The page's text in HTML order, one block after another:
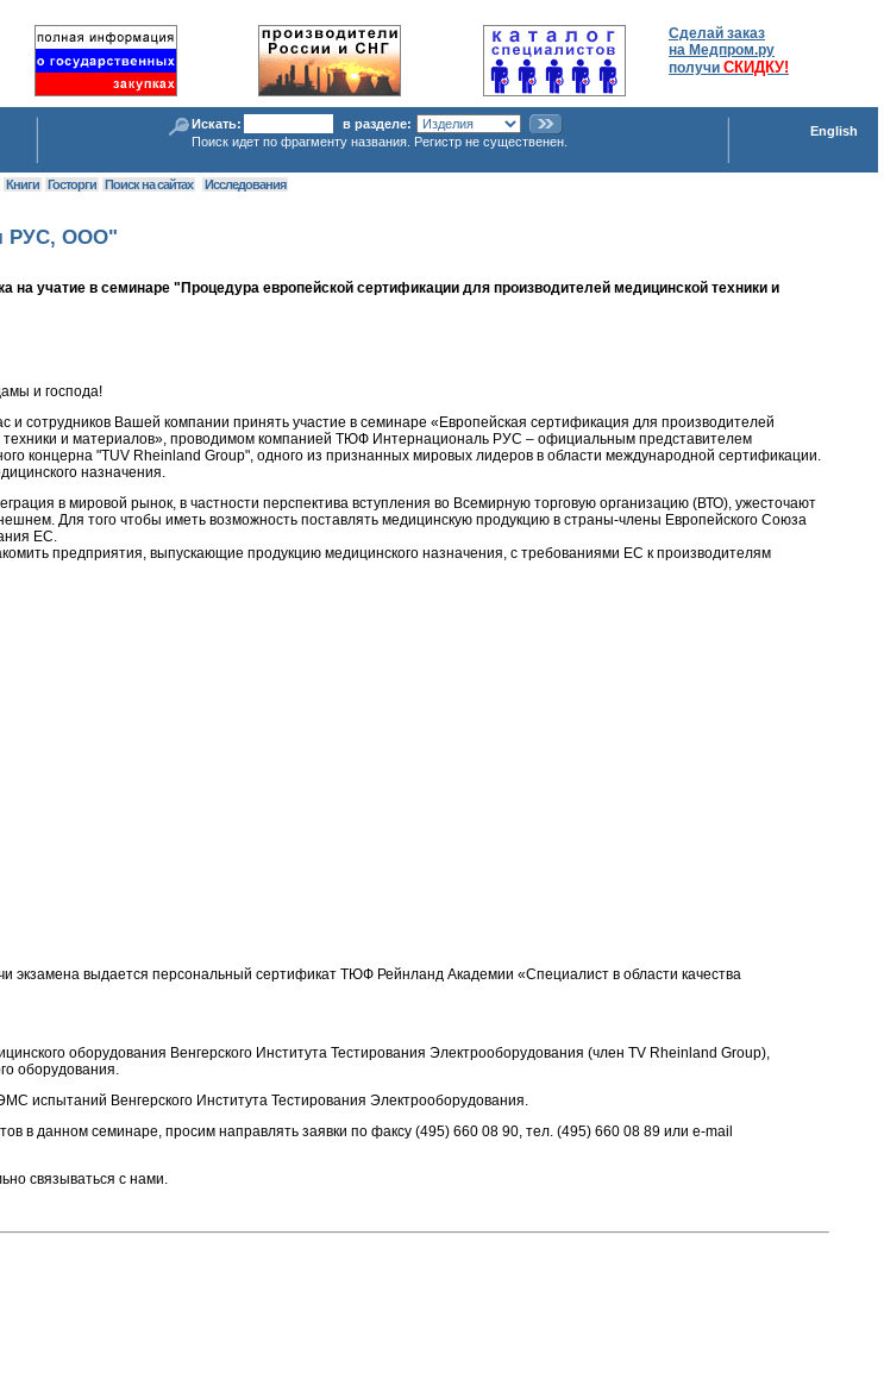
Сделай заказ
на Медпром.ру
получи СКИДКУ!
Искать:
в разделе:
Поиск идет по фрагменту названия. Регистр не существенен.
English
Книги Госторги Поиск на сайтах Исследования
РУС, ООО"
на учатие в семинаре "Процедура европейской сертификации для производителей медицинской техники и
и господа!
и сотрудников Вашей компании принять участие в семинаре «Европейская сертификация для производителей
техники и материалов», проводимом компанией ТЮФ Интернациональ РУС – официальным представителем
концерна "TUV Rheinland Group", одного из признанных мировых лидеров в области международной сертификации.
назначения.
в мировой рынок, в частности перспектива вступления во Всемирную торговую организацию (ВТО), ужесточают
Для того чтобы иметь возможность поставлять медицинскую продукцию в страны-члены Европейского Союза
ЕС.
предприятия, выпускающие продукцию медицинского назначения, с требованиями ЕС к производителям
экзамена выдается персональный сертификат ТЮФ Рейнланд Академии «Специалист в области качества
оборудования Венгерского Института Тестирования Электрооборудования (член TV Rheinland Group),
оборудования.
испытаний Венгерского Института Тестирования Электрооборудования.
в данном семинаре, просим направлять заявки по факсу (495) 660 08 90, тел. (495) 660 08 89 или e-mail
связываться с нами.